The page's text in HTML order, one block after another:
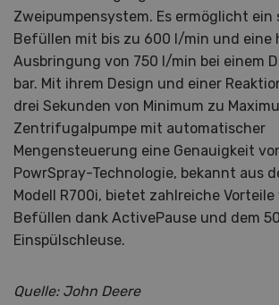
Zweipumpensystem. Es ermöglicht ein
Befüllen mit bis zu 600 l/min und eine
Ausbringung von 750 l/min bei einem
bar. Mit ihrem Design und einer
drei Sekunden von Minimum zu
Zentrifugalpumpe mit automatischer
Mengensteuerung eine Genauigkeit
PowrSpray-Technologie, bekannt aus
Modell R700i, bietet zahlreiche
Befüllen dank ActivePause und dem
Einspülschleuse.
Quelle: John Deere